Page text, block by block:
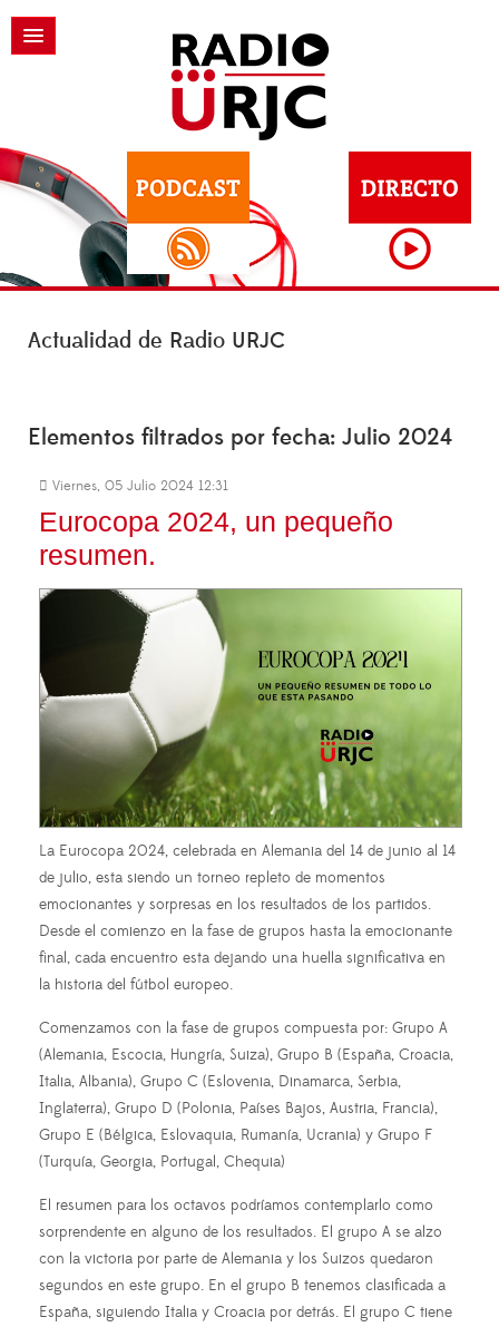
Actualidad de Radio URJC
Elementos filtrados por fecha: Julio 2024
Viernes, 05 Julio 2024 12:31
Eurocopa 2024, un pequeño
resumen.
La Eurocopa 2024, celebrada en Alemania del 14 de junio al 14
de julio, esta siendo un torneo repleto de momentos
emocionantes y sorpresas en los resultados de los partidos.
Desde el comienzo en la fase de grupos hasta la emocionante
final, cada encuentro esta dejando una huella significativa en
la historia del fútbol europeo.
Comenzamos con la fase de grupos compuesta por: Grupo A
(Alemania, Escocia, Hungría, Suiza), Grupo B (España, Croacia,
Italia, Albania), Grupo C (Eslovenia, Dinamarca, Serbia,
Inglaterra), Grupo D (Polonia, Países Bajos, Austria, Francia),
Grupo E (Bélgica, Eslovaquia, Rumanía, Ucrania) y Grupo F
(Turquía, Georgia, Portugal, Chequia)
El resumen para los octavos podríamos contemplarlo como
sorprendente en alguno de los resultados. El grupo A se alzo
con la victoria por parte de Alemania y los Suizos quedaron
segundos en este grupo. En el grupo B tenemos clasificada a
España, siguiendo Italia y Croacia por detrás. El grupo C tiene